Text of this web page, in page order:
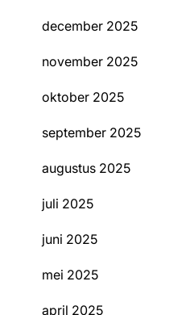
december 2025
november 2025
oktober 2025
september 2025
augustus 2025
juli 2025
juni 2025
mei 2025
april 2025